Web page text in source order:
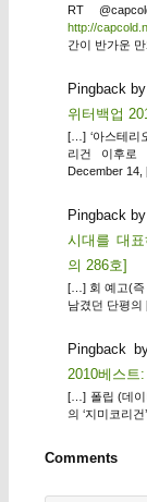
RT
http://
간이 반가운 만
Pingback
위터백업
[…] ‘아스테리
리건 이후로
December
Pingback
시대를 대표
의 286호]
[…] 회 예고(즉
남겼던 단평
Pingback
2010베스트
[…] 폴립 (데이
의 ‘지미코리
Comments